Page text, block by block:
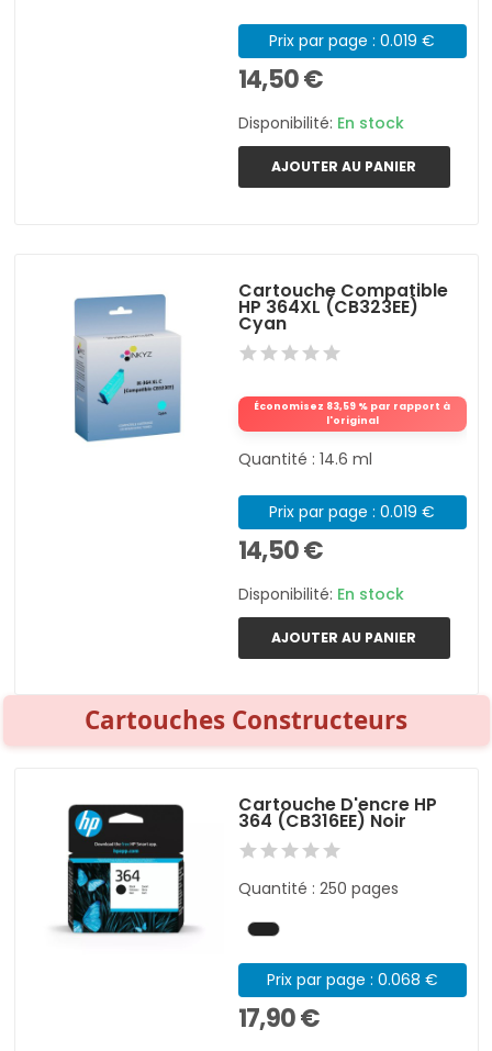
Prix par page : 0.019 €
14,50 €
Disponibilité: En stock
AJOUTER AU PANIER
Cartouche Compatible
HP 364XL (CB323EE)
Cyan
Économisez 83,59 % par rapport à
l'original
Quantité : 14.6 ml
Prix par page : 0.019 €
14,50 €
Disponibilité: En stock
AJOUTER AU PANIER
Cartouches Constructeurs
Cartouche D'encre HP
364 (CB316EE) Noir
Quantité : 250 pages
Prix par page : 0.068 €
17,90 €